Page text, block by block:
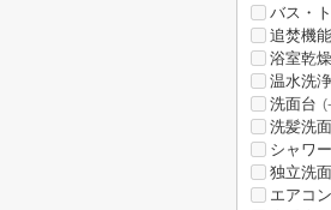
バス・
追焚機
浴室乾
温水洗
洗面台
洗髪洗
シャワー
独立洗
エアコン